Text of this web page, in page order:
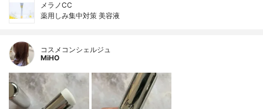
メラノCC
薬用しみ集中対策 美容液
コスメコンシェルジュ
MiHO